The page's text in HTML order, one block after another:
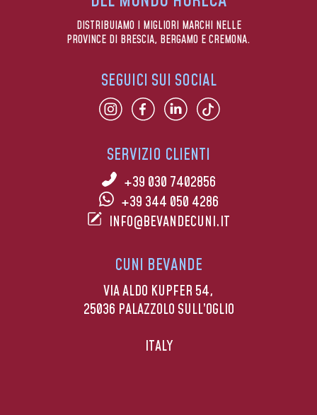
DISTRIBUIAMO I MIGLIORI MARCHI NELLE
PROVINCE DI BRESCIA, BERGAMO E CREMONA.
SERVIZIO CLIENTI
+39 030 7402856
+39 344 050 4286
INFO@BEVANDECUNI.IT
CUNI BEVANDE
VIA ALDO KUPFER 54,
25036 PALAZZOLO SULL’OGLIO
ITALY
SEGUICI SUI SOCIAL